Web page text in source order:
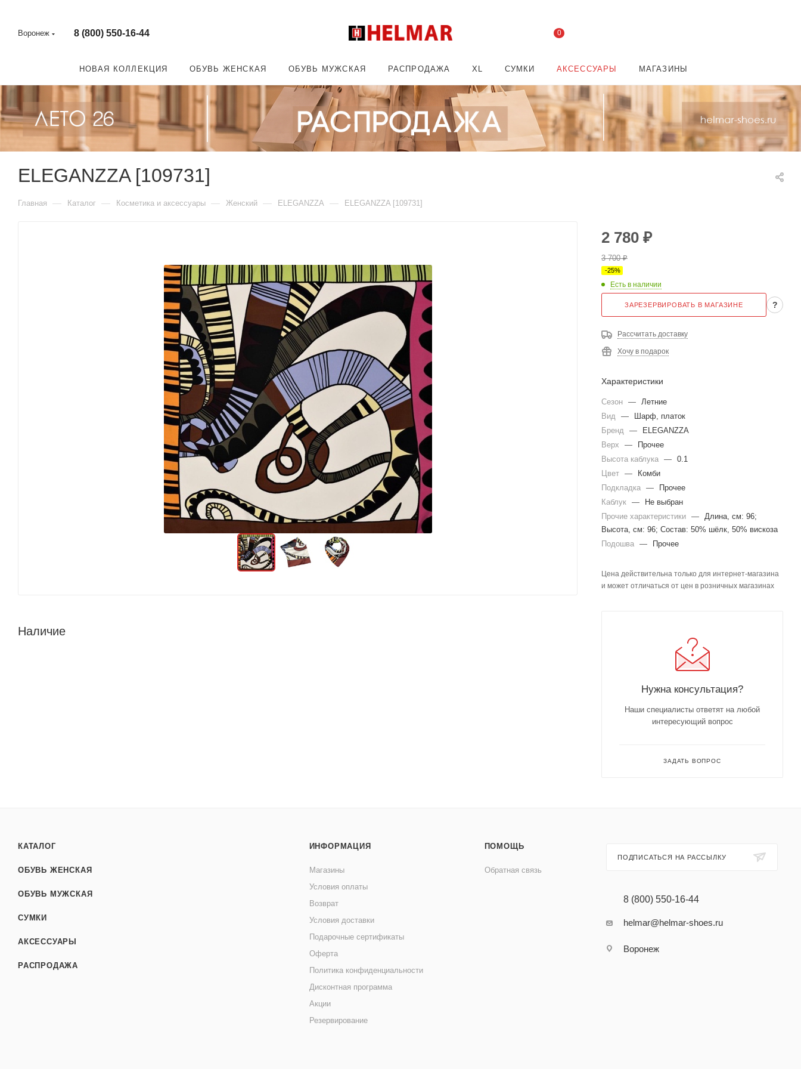
Воронеж 8 (800) 550-16-44 0
НОВАЯ КОЛЛЕКЦИЯ ОБУВЬ ЖЕНСКАЯ ОБУВЬ МУЖСКАЯ РАСПРОДАЖА XL СУМКИ АКСЕССУАРЫ МАГАЗИНЫ
ELEGANZZA [109731]
Главная — Каталог — Косметика и аксессуары — Женский — ELEGANZZA — ELEGANZZA [109731]
Наличие
2 780 ₽
3 700₽
-25%
Есть в наличии
ЗАРЕЗЕРВИРОВАТЬ В МАГАЗИНЕ ?
Рассчитать доставку
Хочу в подарок
Характеристики
Сезон — Летние
Вид —
Шарф, платок
Бренд —
ELEGANZZA
Верх
—
Прочее
Высота каблука — 0.1
Цвет —
Комби
Подкладка —
Прочее
Каблук —
Не выбран
Прочие характеристики — Длина, см: 96;
Высота, см: 96; Состав: 50% шёлк, 50% вискоза
Подошва — Прочее
Цена действительна только для интернет-магазина
и может отличаться от цен в розничных магазинах
Нужна консультация?
Наши специалисты ответят на любой
интересующий вопрос
ЗАДАТЬ ВОПРОС
КАТАЛОГ
ОБУВЬ ЖЕНСКАЯ
ОБУВЬ МУЖСКАЯ
СУМКИ
АКСЕССУАРЫ
РАСПРОДАЖА
ИНФОРМАЦИЯ
Магазины
Условия оплаты
Возврат
Условия доставки
Подарочные сертификаты
Оферта
Политика конфиденциальности
Дисконтная программа
Акции
Резервирование
ПОМОЩЬ
Обратная связь
ПОДПИСАТЬСЯ НА РАССЫЛКУ
8 (800) 550-16-44
helmar@helmar-shoes.ru
Воронеж